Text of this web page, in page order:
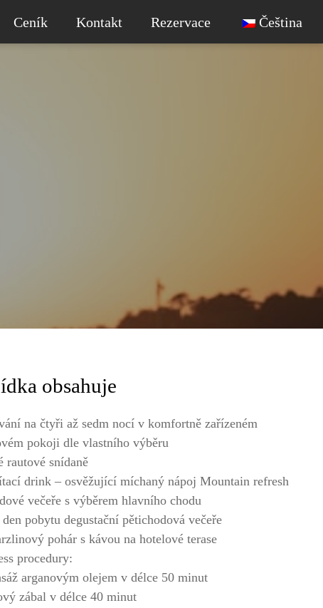
Ceník Kontakt Rezervace Čeština
obsahuje
na čtyři až sedm nocí v komfortně zařízeném
pokoji dle vlastního výběru
rautové snídaně
drink – osvěžující míchaný nápoj Mountain refresh
večeře s výběrem hlavního chodu
pobytu degustační pětichodová večeře
pohár s kávou na hotelové terase
procedury:
arganovým olejem v délce 50 minut
zábal v délce 40 minut